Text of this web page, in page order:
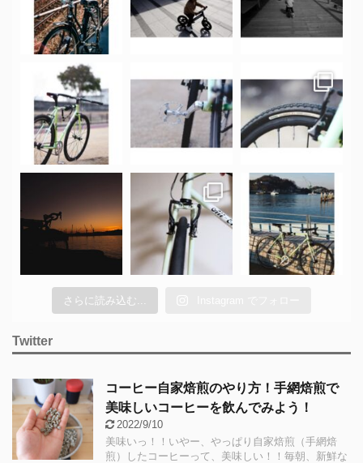
さらに読み込む...
Twitter
コーヒー自家焙煎のやり方！手網焙煎で
美味しいコーヒーを飲んでみよう！
2022/9/10
美味いっ！！いやー、やっぱり自家焙煎（手網焙
煎）したコーヒーって、美味しい！！毎朝、新鮮な